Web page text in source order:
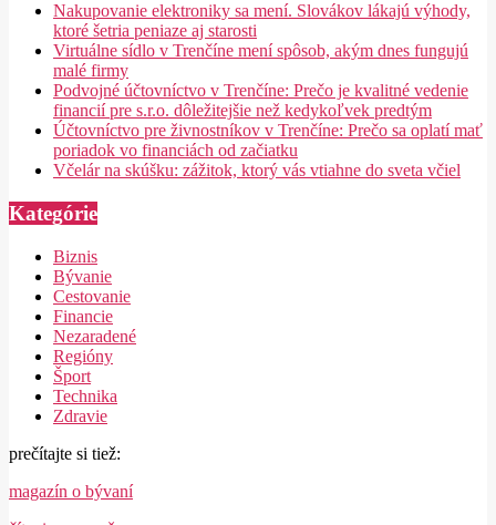
Nakupovanie elektroniky sa mení. Slovákov lákajú výhody,
ktoré šetria peniaze aj starosti
Virtuálne sídlo v Trenčíne mení spôsob, akým dnes fungujú
malé firmy
Podvojné účtovníctvo v Trenčíne: Prečo je kvalitné vedenie
financií pre s.r.o. dôležitejšie než kedykoľvek predtým
Účtovníctvo pre živnostníkov v Trenčíne: Prečo sa oplatí mať
poriadok vo financiách od začiatku
Včelár na skúšku: zážitok, ktorý vás vtiahne do sveta včiel
Kategórie
Biznis
Bývanie
Cestovanie
Financie
Nezaradené
Regióny
Šport
Technika
Zdravie
prečítajte si tiež:
magazín o bývaní